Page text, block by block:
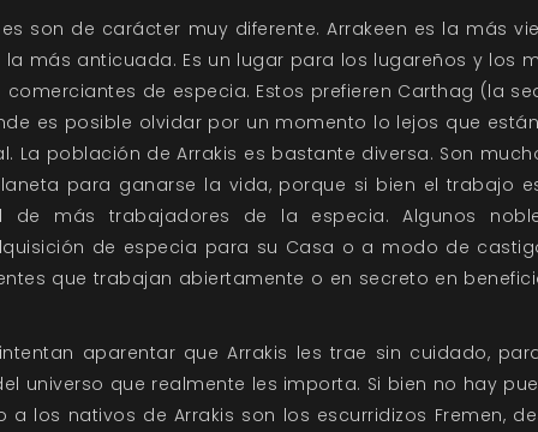
son de carácter muy diferente. Arrakeen es la más
más anticuada. Es un lugar para los lugareños y los
comerciantes de especia. Estos prefieren Carthag (la
es posible olvidar por un momento lo lejos que
La población de Arrakis es bastante diversa. Son
para ganarse la vida, porque si bien el trabajo
de más trabajadores de la especia. Algunos
de especia para su Casa o a modo de
que trabajan abiertamente o en secreto en
aparentar que Arrakis les trae sin cuidado,
universo que realmente les importa. Si bien no hay
a los nativos de Arrakis son los escurridizos Fremen,